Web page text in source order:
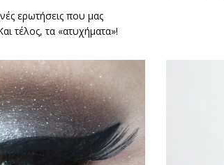
ερωτήσεις που μας
τέλος, τα «ατυχήματα»!